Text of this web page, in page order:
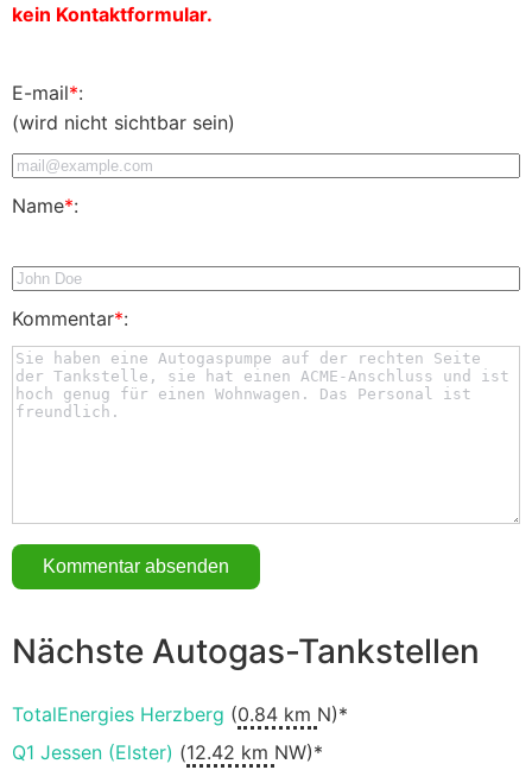
kein Kontaktformular.
E-mail*:
(wird nicht sichtbar sein)
Name*:
Kommentar*:
Nächste Autogas-Tankstellen
TotalEnergies Herzberg (0.84 km N)*
Q1 Jessen (Elster) (12.42 km NW)*